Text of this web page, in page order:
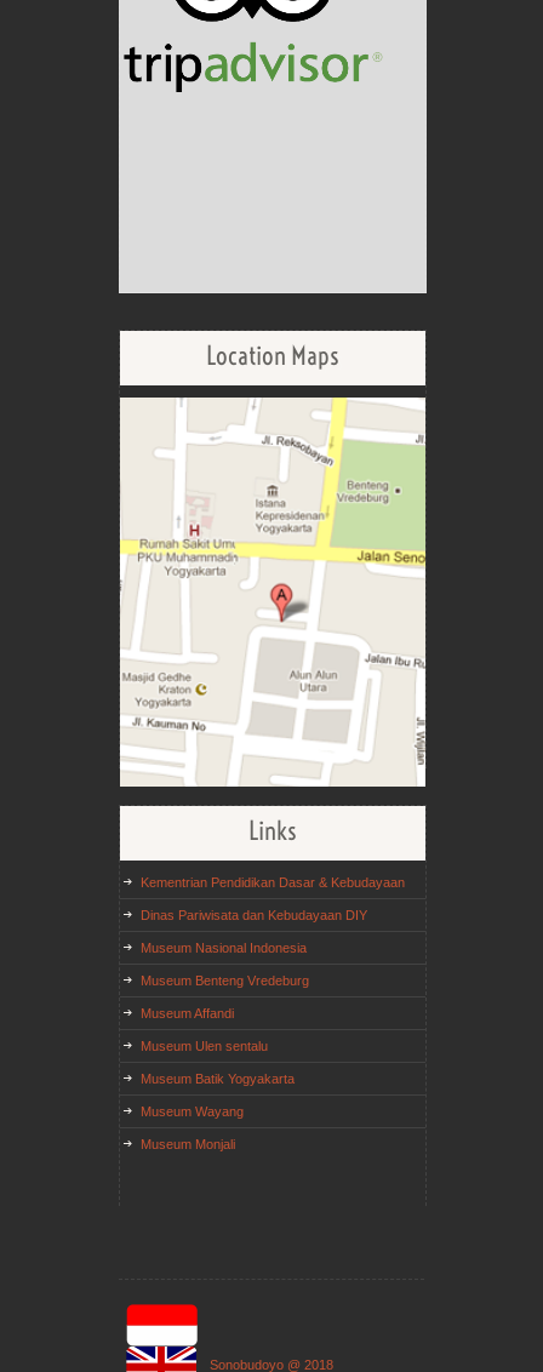
Location Maps
Links
Kementrian Pendidikan Dasar & Kebudayaan
Dinas Pariwisata dan Kebudayaan DIY
Museum Nasional Indonesia
Museum Benteng Vredeburg
Museum Affandi
Museum Ulen sentalu
Museum Batik Yogyakarta
Museum Wayang
Museum Monjali
Sonobudoyo @ 2018